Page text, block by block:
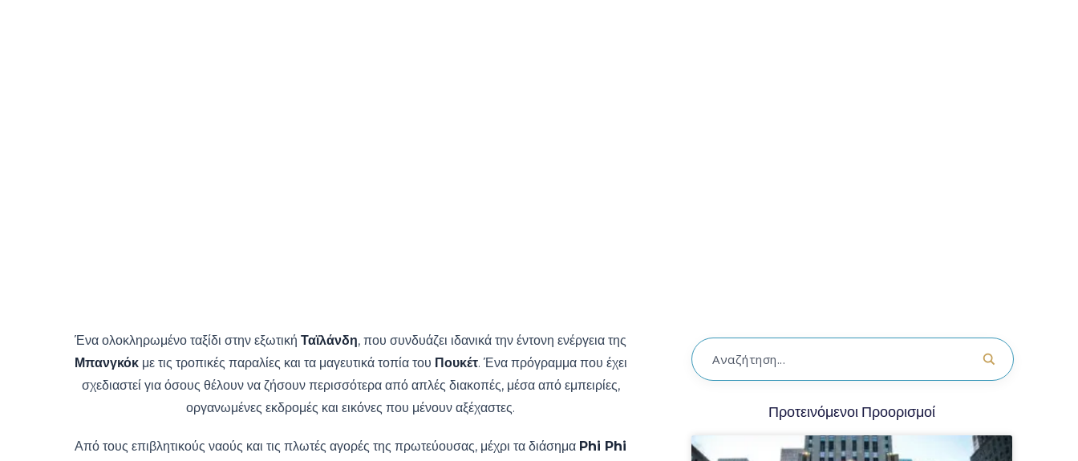
Ένα ολοκληρωμένο ταξίδι στην εξωτική Ταϊλάνδη, που συνδυάζει ιδανικά την έντονη ενέργεια της
Μπανγκόκμε τις τροπικές παραλίες και τα μαγευτικά τοπία του Πουκέτ. Ένα πρόγραμμα που έχει
σχεδιαστεί για όσους θέλουν να ζήσουν περισσότερα από απλές διακοπές, μέσα από εμπειρίες,
οργανωμένες εκδρομές και εικόνες που μένουν αξέχαστες.
Από τους επιβλητικούς ναούς και τις πλωτές αγορές της πρωτεύουσας, μέχρι τα διάσημα Phi Phi
Προτεινόμενοι Προορισμοί